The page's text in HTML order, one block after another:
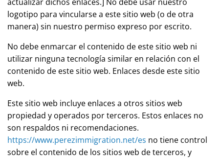
logotipo para vincularse a este sitio web (o de otra
manera) sin nuestro permiso expreso por escrito.
No debe enmarcar el contenido de este sitio web ni
utilizar ninguna tecnología similar en relación con el
contenido de este sitio web. Enlaces desde este sitio
web.
Este sitio web incluye enlaces a otros sitios web
propiedad y operados por terceros. Estos enlaces no
son respaldos ni recomendaciones.
https://www.perezimmigration.net/es no tiene control
sobre el contenido de los sitios web de terceros, y